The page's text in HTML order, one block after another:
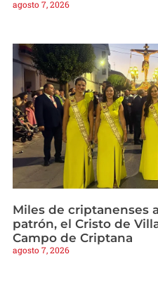
agosto 7, 2026
Miles de criptanenses
patrón, el Cristo de
Campo de Criptana
agosto 7, 2026